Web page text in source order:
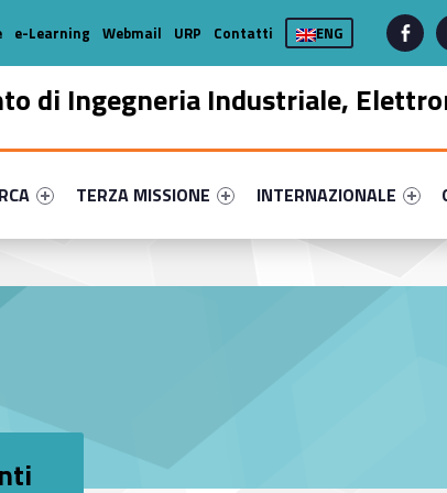
di Ingegneria Industriale,
primary-83911-17
#link-menu-primary-83755-39
Link identifier #link-menu-primary-97339-51
TERZA MISSIONE
Link identifier #link-
INTERNAZIONALE
e-Learning Webmail URP Contatti ENG
facebook-alt